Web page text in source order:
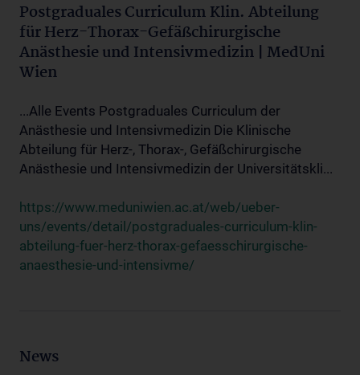
Postgraduales Curriculum Klin. Abteilung
für Herz-Thorax-Gefäßchirurgische
Anästhesie und Intensivmedizin | MedUni
Wien
...Alle Events Postgraduales Curriculum der
Anästhesie und Intensivmedizin Die Klinische
Abteilung für Herz-, Thorax-, Gefäßchirurgische
Anästhesie und Intensivmedizin der Universitätskli...
https://www.meduniwien.ac.at/web/ueber-
uns/events/detail/postgraduales-curriculum-klin-
abteilung-fuer-herz-thorax-gefaesschirurgische-
anaesthesie-und-intensivme/
News